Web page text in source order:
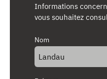
Informations
vous souhaitez
Nom